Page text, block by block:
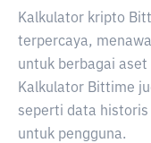
Kalkulator kripto
terpercaya,
untuk berbagai
Kalkulator Bittime
seperti data
untuk pengguna.